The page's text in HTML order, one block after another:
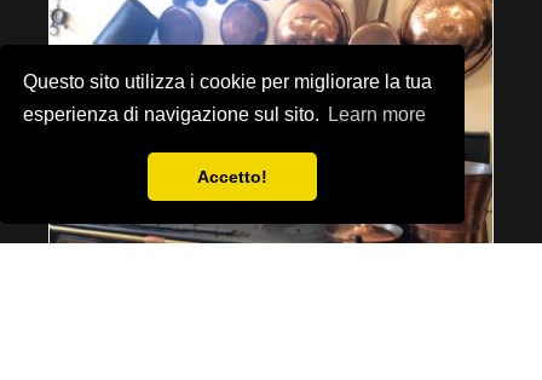
Questo sito utilizza i cookie per migliorare la tua
esperienza di navigazione sul sito.
Learn more
Accetto!